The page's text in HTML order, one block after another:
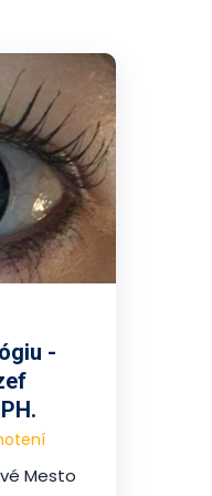
-
Mesto